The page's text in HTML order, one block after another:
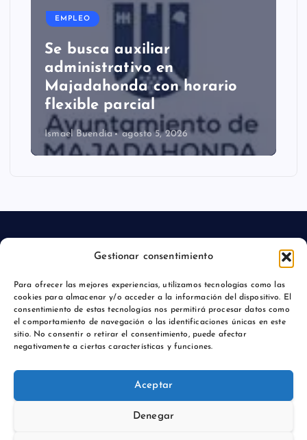
Gestionar consentimiento
Para ofrecer las mejores experiencias, utilizamos tecnologías como las
cookies para almacenar y/o acceder a la información del dispositivo. El
consentimiento de estas tecnologías nos permitirá procesar datos como
el comportamiento de navegación o las identificaciones únicas en este
sitio. No consentir o retirar el consentimiento, puede afectar
negativamente a ciertas características y funciones.
Aceptar
Denegar
EMPLEO
Se busca auxiliar
administrativo en
Majadahonda con horario
flexible parcial
Ismael Buendía agosto 5, 2026
Política de privacidad
Desert Themes